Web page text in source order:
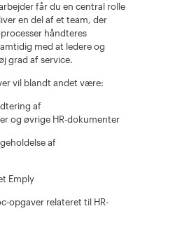
får du en central rolle
en del af et team, der
håndteres
med at ledere og
grad af service.
vil blandt andet være:
af
og øvrige HR-dokumenter
af
Emply
opgaver relateret til HR-